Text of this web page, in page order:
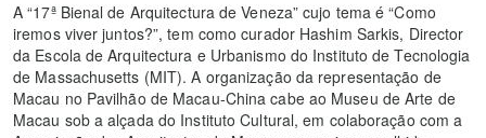
A “17ª Bienal de Arquitectura de Veneza” cujo tema é “Como
iremos viver juntos?”, tem como curador Hashim Sarkis, Director
da Escola de Arquitectura e Urbanismo do Instituto de Tecnologia
de Massachusetts (MIT). A organização da representação de
Macau no Pavilhão de Macau-China cabe ao Museu de Arte de
Macau sob a alçada do Instituto Cultural, em colaboração com a